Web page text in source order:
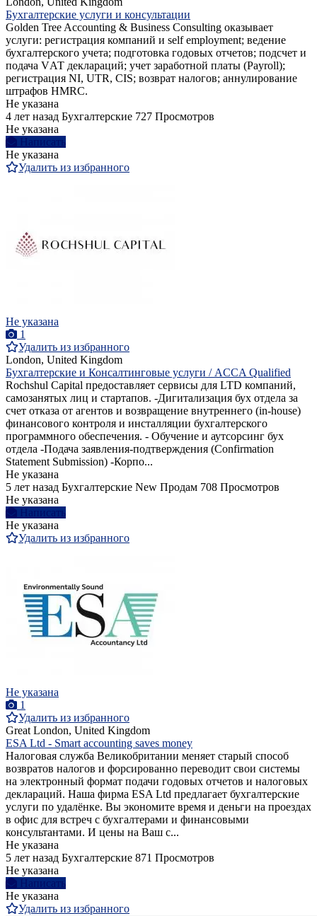
Бухгалтерские услуги и консультации
Golden Tree Accounting & Business Consulting оказывает
услуги: регистрация компаний и self employment; ведение
бухгалтерского учета; подготовка годовых отчетов; подсчет и
подача VАТ деклараций; учет заработной платы (Payroll);
регистрация NI, UTR, CIS; возврат налогов; аннулирование
штрафов HMRC.
Не указана
4 лет назад Бухгалтерские 727 Просмотров
Не указана
Написать
Не указана
Удалить из избранного
Не указана
1
Удалить из избранного
London, United Kingdom
Бухгалтерские и Консалтинговые услуги / ACCA Qualified
Rochshul Capital предоставляет сервисы для LTD компаний,
самозанятых лиц и стартапов. -Дигитализация бух отдела за
счет отказа от агентов и возвращение внутреннего (in-house)
финансового контроля и инсталляции бухгалтерского
программного обеспечения. - Обучение и аутсорсинг бух
отдела -Подача заявления-подтверждения (Confirmation
Statement Submission) -Корпо...
Не указана
5 лет назад Бухгалтерские New Продам 708 Просмотров
Не указана
Написать
Не указана
Удалить из избранного
Не указана
1
Удалить из избранного
Great London, United Kingdom
ESA Ltd - Smart accounting saves money
Налоговая служба Великобритании меняет старый способ
возвратов налогов и форсированно переводит свои системы
на электронный формат подачи годовых отчетов и налоговых
деклараций. Наша фирма ESA Ltd предлагает бухгалтерские
услуги по удалёнке. Вы экономите время и деньги на проездах
в офис для встреч с бухгалтерами и финансовыми
консультантами. И цены на Ваш с...
Не указана
5 лет назад Бухгалтерские 871 Просмотров
Не указана
Написать
Не указана
Удалить из избранного